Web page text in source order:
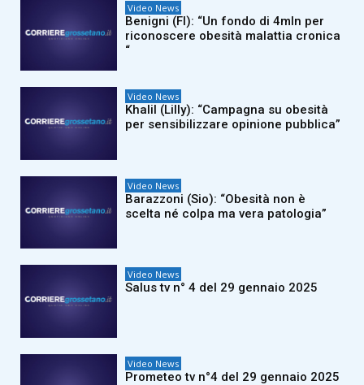
Video News
Benigni (FI): “Un fondo di 4mln per
riconoscere obesità malattia cronica
“
Video News
Khalil (Lilly): “Campagna su obesità
per sensibilizzare opinione pubblica”
Video News
Barazzoni (Sio): “Obesità non è
scelta né colpa ma vera patologia”
Video News
Salus tv n° 4 del 29 gennaio 2025
Video News
Prometeo tv n°4 del 29 gennaio 2025